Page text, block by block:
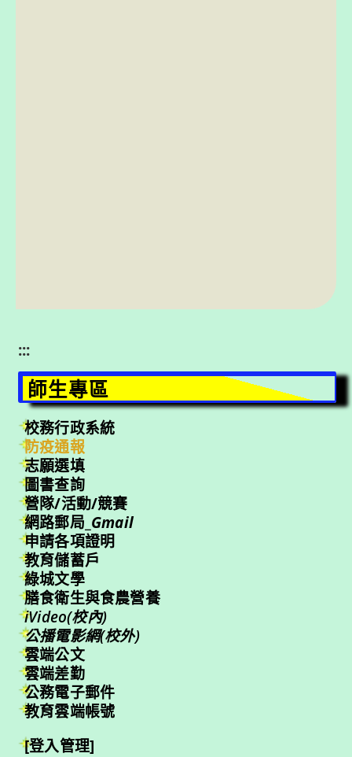
:::
師生專區
校務行政系統
防疫通報
志願選填
圖書查詢
營隊/活動/競賽
網路郵局_ Gmail
申請各項證明
教育儲蓄戶
綠城文學
膳食衛生與食農營養
iVideo(校內)
公播電影網(校外)
雲端公文
雲端差勤
公務電子郵件
教育雲端帳號
[登入管理]